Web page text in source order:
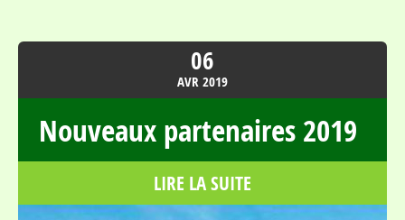
06
AVR2019
Nouveaux partenaires 2019
LIRE LA SUITE